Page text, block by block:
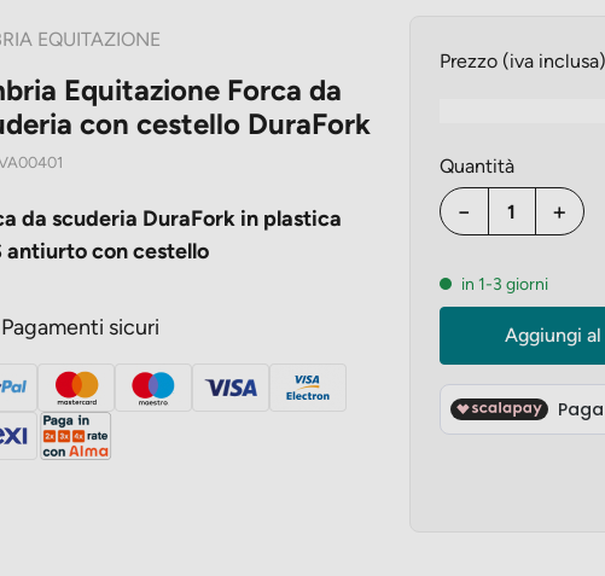
EQUITAZIONE
Equitazione Forca da
con cestello DuraFork
da scuderia DuraFork in plastica
antiurto con cestello
Pagamenti sicuri
Prezzo (iva
Quantità
− +
in 1-3 giorni
Aggiungi